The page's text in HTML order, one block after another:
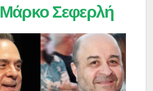
Μάρκο Σεφερλή